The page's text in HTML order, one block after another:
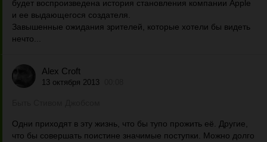
будет воспроизведена история становления компании Apple
и ее выдающегося создателя.
Завышенные ожидания зрителей, которые хотели бы видеть
нечто...
Alex Croft
13 октября 2013
Одни приходят в эту жизнь, что бы тупо прожить её. Другие,
что бы совершать поистине значимые поступки. Можно долго